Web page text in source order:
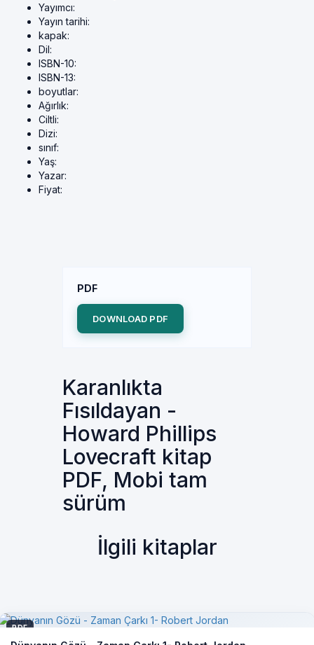
Yayımcı:
Yayın tarihi:
kapak:
Dil:
ISBN-10:
ISBN-13:
boyutlar:
Ağırlık:
Ciltli:
Dizi:
sınıf:
Yaş:
Yazar:
Fiyat:
PDF
DOWNLOAD PDF
Karanlıkta
Fısıldayan -
Howard Phillips
Lovecraft kitap
PDF, Mobi tam
sürüm
İlgili kitaplar
PDF